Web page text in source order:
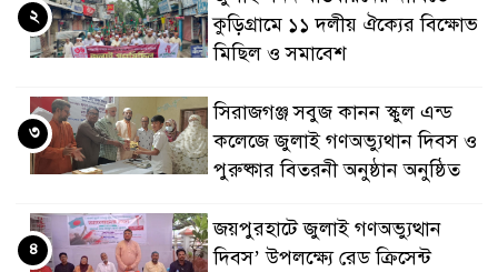
কুড়িগ্রামে ১১ দলীয় ঐক্যের বিক্ষোভ
মিছিল ও সমাবেশ
২
সিরাজগঞ্জ সবুজ কানন স্কুল এন্ড
কলেজে জুলাই গণঅভ্যুথান দিবস ও
পুরুষ্কার বিতরনী অনুষ্ঠান অনুষ্ঠিত
৩
জয়পুরহাটে জুলাই গণঅভ্যুত্থান
দিবস’ উপলক্ষ্যে রেড ক্রিসেন্ট
৪